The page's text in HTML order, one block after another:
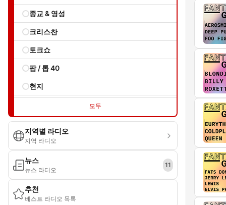
종교 & 영성
크리스찬
토크쇼
팝 / 톱 40
현지
모두
지역별 라디오
지역 라디오
뉴스
뉴스 라디오
11
추천
베스트 라디오 목록